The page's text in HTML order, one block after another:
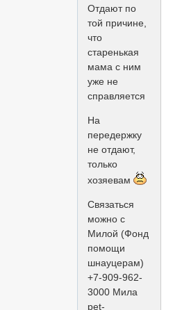
Отдают по
той причине,
что
старенькая
мама с ним
уже не
справляется
На
передержку
не отдают,
только
хозяевам
Связаться
можно с
Милой (Фонд
помощи
шнауцерам)
+7-909-962-
3000 Мила
pet-